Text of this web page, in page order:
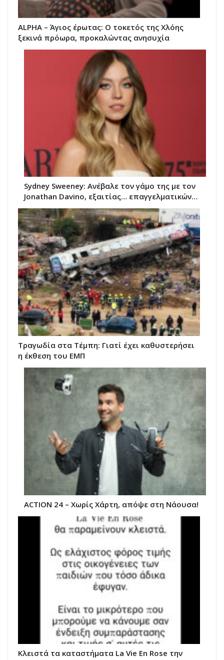
ALPHA – Άγιος έρωτας: Ο τοκετός της Χλόης
ξεκινά πρόωρα, προκαλώντας ανησυχία
Sydney Sweeney: Ανέβαλε τον γάμο της με τον
Jonathan Davino, εξαιτίας… επαγγελματικών…
Τραγωδία στα Τέμπη: Γιατί έχει καθυστερήσει
η έκθεση του ΕΜΠ
ACTION 24 – Χωρίς Χάρτη, απόψε στη Νάουσα!
Κλειστά τα καταστήματα La Vie Εn Rose την